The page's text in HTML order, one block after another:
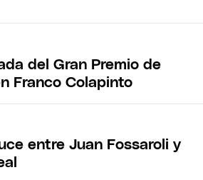
del Gran Premio de
Franco Colapinto
entre Juan Fossaroli y